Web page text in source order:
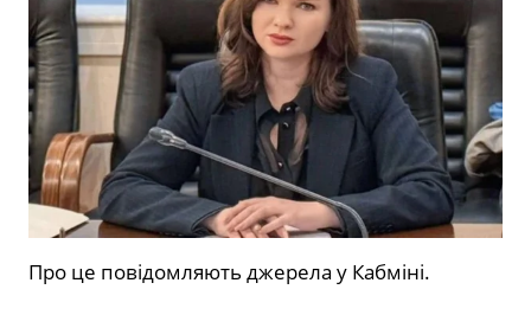
Про це повідомляють джерела у Кабміні.